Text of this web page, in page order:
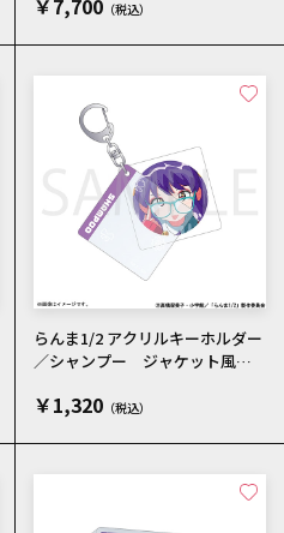
￥7,700
らんま1/2 アクリルキーホルダー
／シャンプー ジャケット風イ
￥1,320